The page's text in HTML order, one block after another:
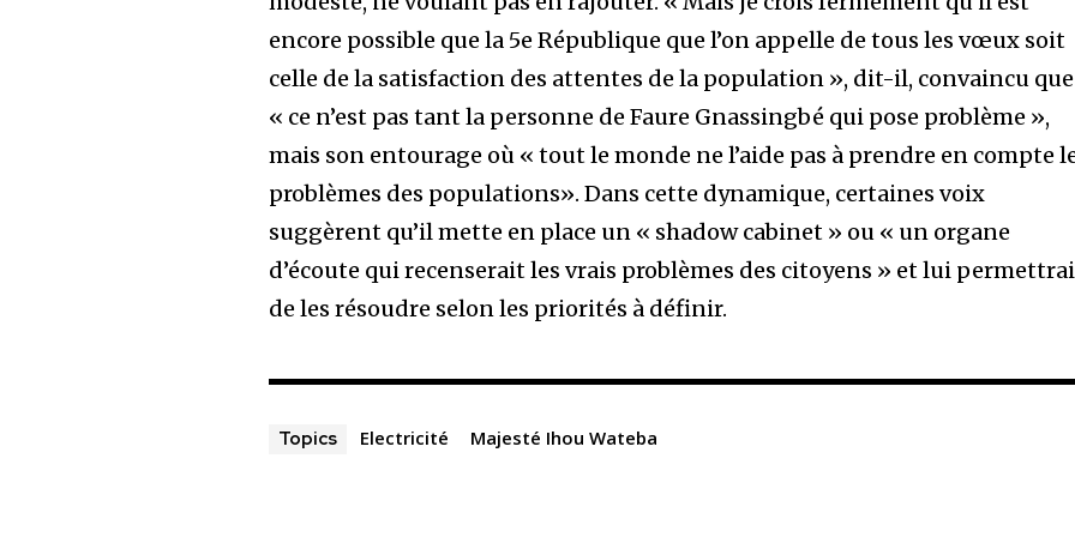
encore possible que la 5e République que l’on appelle de tous les vœux soit
celle de la satisfaction des attentes de la population », dit-il, convaincu que
« ce n’est pas tant la personne de Faure Gnassingbé qui pose problème »,
mais son entourage où « tout le monde ne l’aide pas à prendre en compte
problèmes des populations». Dans cette dynamique, certaines voix
suggèrent qu’il mette en place un « shadow cabinet » ou « un organe
d’écoute qui recenserait les vrais problèmes des citoyens » et lui
de les résoudre selon les priorités à définir.
Topics Electricité Majesté Ihou Wateba